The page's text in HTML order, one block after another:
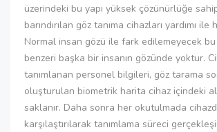
üzerindeki bu yapı yüksek çözünürlüğe
barındırılan göz tanıma cihazları yardımı ile
Normal insan gözü ile fark edilemeyecek bu
benzeri başka bir insanın gözünde yoktur.
tanımlanan personel bilgileri, göz tarama
oluşturulan biometrik harita cihaz içindeki
saklanır. Daha sonra her okutulmada
karşılaştırılarak tanımlama süreci